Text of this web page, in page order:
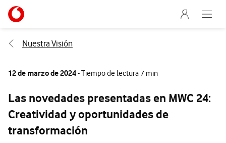
Ir a la pagina principal de vodafone.es
Menu
Abre
Nuestra Visión
12 de marzo de 2024- Tiempo de lectura 7 min
Las novedades presentadas en MWC 24:
Creatividad y oportunidades de
transformación